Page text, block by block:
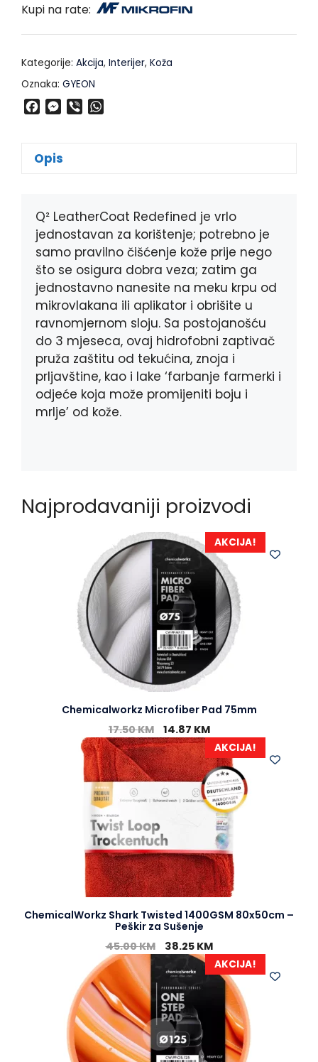
Kupi na rate:
Kategorije: Akcija, Interijer, Koža
Oznaka: GYEON
e
b
k
M
s
e
r
p
Opis
Q² LeatherCoat Redefined je vrlo
jednostavan za korištenje; potrebno je
samo pravilno čišćenje kože prije nego
što se osigura dobra veza; zatim ga
jednostavno nanesite na meku krpu od
mikrovlakana ili aplikator i obrišite u
ravnomjernom sloju. Sa postojanošću
do 3 mjeseca, ovaj hidrofobni zaptivač
pruža zaštitu od tekućina, znoja i
prljavštine, kao i lake ‘farbanje farmerki i
odjeće koja može promijeniti boju i
mrlje’ od kože.
Najprodavaniji proizvodi
AKCIJA!
Chemicalworkz Microfiber Pad 75mm
17.50KM 14.87 KM
AKCIJA!
ChemicalWorkz Shark Twisted 1400GSM 80x50cm –
Peškir za Sušenje
45.00KM 38.25 KM
AKCIJA!